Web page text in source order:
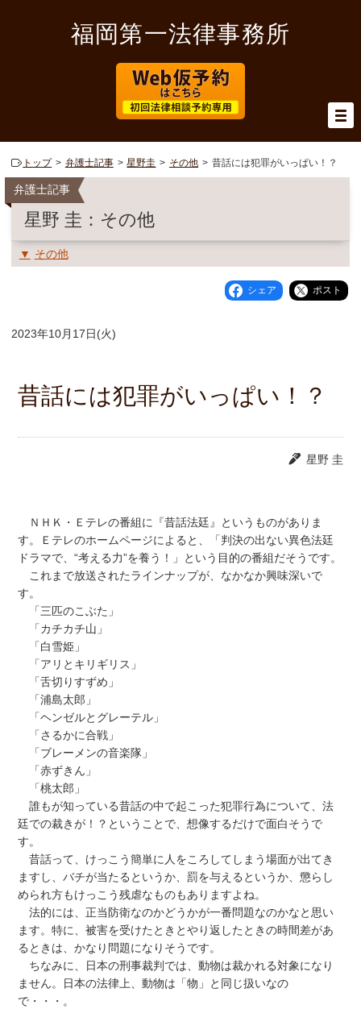
福岡第一法律事務所
トップ 弁護士記事 星野圭 その他 昔話には犯罪がいっぱい！？
弁護士記事
星野 圭：その他
その他
シェア ポスト
2023年10月17日(火)
昔話には犯罪がいっぱい！？
星野 圭
ＮＨＫ・Ｅテレの番組に『昔話法廷』というものがありま
す。Ｅテレのホームページによると、「判決の出ない異色法廷
ドラマで、“考える力”を養う！」という目的の番組だそうです。
これまで放送されたラインナップが、なかなか興味深いで
す。
「三匹のこぶた」
「カチカチ山」
「白雪姫」
「アリとキリギリス」
「舌切りすずめ」
「浦島太郎」
「ヘンゼルとグレーテル」
「さるかに合戦」
「ブレーメンの音楽隊」
「赤ずきん」
「桃太郎」
誰もが知っている昔話の中で起こった犯罪行為について、法
廷での裁きが！？ということで、想像するだけで面白そうで
す。
昔話って、けっこう簡単に人をころしてしまう場面が出てき
ますし、バチが当たるというか、罰を与えるというか、懲らし
められ方もけっこう残虐なものもありますよね。
法的には、正当防衛なのかどうかが一番問題なのかなと思い
ます。特に、被害を受けたときとやり返したときの時間差があ
るときは、かなり問題になりそうです。
ちなみに、日本の刑事裁判では、動物は裁かれる対象になり
ません。日本の法律上、動物は「物」と同じ扱いなの
で・・・。